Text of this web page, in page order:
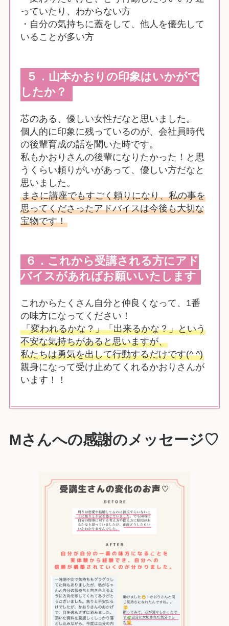
っていたり、わからない方
・自分の気持ちに蓋をして、他人を優先して
いることが多い方
５．山本かおりの印象はいかがで
したか？
芯のある、優しい女性だなと思いました。
個人的に印象に残っているのが、会社員時代
の後輩育成の話を聞いた時です。
私もかおりさんの後輩になりたかった！と思
うくらい頼りがいがあって、優しい方だなと
思いました。
まさに講座でもすごく頼りになり、私の事を
思ってくださったアドバイスは今後も大切な
宝物です！
６．これから受講される方にアド
バイスがあればお願いいたします
これからたくさん自分と仲良くなって、1番
の味方になってください！
「変われるかな？」「出来るかな？」という
不安な気持ちがあると思いますが、
私たちは勇気を出して行動するだけです(^ ^)
親身になって受け止めてくれるかおりさんが
います！！
Mさんへの感謝のメッセージ♡